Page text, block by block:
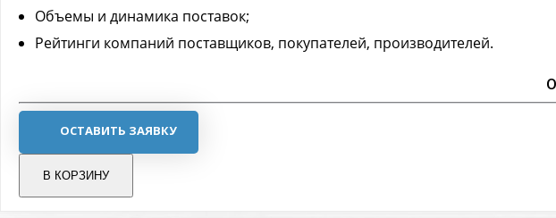
Объемы и динамика поставок;
Рейтинги компаний поставщиков, покупателей, производителей.
ОСТАВИТЬ ЗАЯВКУ
В КОРЗИНУ